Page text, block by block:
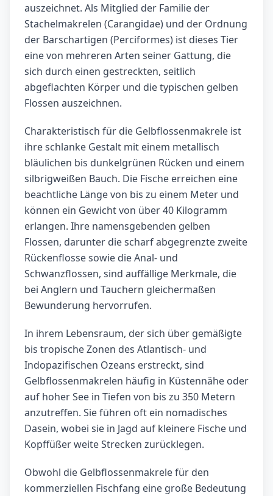
auszeichnet. Als Mitglied der Familie der
Stachelmakrelen (Carangidae) und der Ordnung
der Barschartigen (Perciformes) ist dieses Tier
eine von mehreren Arten seiner Gattung, die
sich durch einen gestreckten, seitlich
abgeflachten Körper und die typischen gelben
Flossen auszeichnen.
Charakteristisch für die Gelbflossenmakrele ist
ihre schlanke Gestalt mit einem metallisch
bläulichen bis dunkelgrünen Rücken und einem
silbrigweißen Bauch. Die Fische erreichen eine
beachtliche Länge von bis zu einem Meter und
können ein Gewicht von über 40 Kilogramm
erlangen. Ihre namensgebenden gelben
Flossen, darunter die scharf abgegrenzte zweite
Rückenflosse sowie die Anal- und
Schwanzflossen, sind auffällige Merkmale, die
bei Anglern und Tauchern gleichermaßen
Bewunderung hervorrufen.
In ihrem Lebensraum, der sich über gemäßigte
bis tropische Zonen des Atlantisch- und
Indopazifischen Ozeans erstreckt, sind
Gelbflossenmakrelen häufig in Küstennähe oder
auf hoher See in Tiefen von bis zu 350 Metern
anzutreffen. Sie führen oft ein nomadisches
Dasein, wobei sie in Jagd auf kleinere Fische und
Kopffüßer weite Strecken zurücklegen.
Obwohl die Gelbflossenmakrele für den
kommerziellen Fischfang eine große Bedeutung